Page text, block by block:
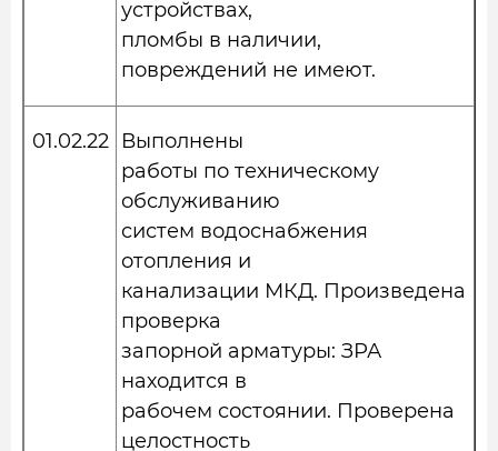
устройствах,
пломбы в наличии,
повреждений не имеют.
01.02.22
Выполнены
работы по техническому
обслуживанию
систем водоснабжения
отопления и
канализации МКД. Произведена
проверка
запорной арматуры: ЗРА
находится в
рабочем состоянии. Проверена
целостность